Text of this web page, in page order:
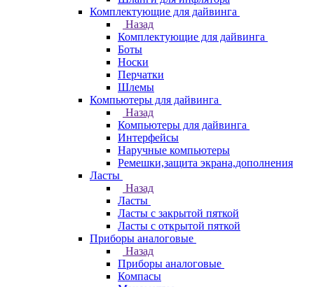
Комплектующие для дайвинга
Назад
Комплектующие для дайвинга
Боты
Носки
Перчатки
Шлемы
Компьютеры для дайвинга
Назад
Компьютеры для дайвинга
Интерфейсы
Наручные компьютеры
Ремешки,защита экрана,дополнения
Ласты
Назад
Ласты
Ласты с закрытой пяткой
Ласты с открытой пяткой
Приборы аналоговые
Назад
Приборы аналоговые
Компасы